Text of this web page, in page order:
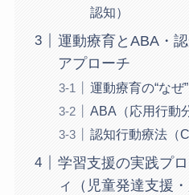
認知）
運動療育とABA・
アプローチ
運動療育の“なぜ”
ABA（応用行動
認知行動療法（
学習支援の実践プ
ィ（児童発達支援